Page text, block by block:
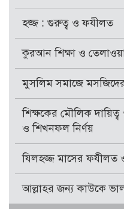
হজ্জ : গুরুত্ব ও ফযীলত
কুরআন শিক্ষা ও
মুসলিম সমাজে
শিক্ষকের মৌলিক
ও শিখনফল নির্ণয়
যিলহজ্জ মাসের
আল্লাহর জন্য কাউকে